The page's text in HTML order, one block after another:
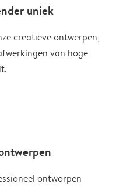
uniek
creatieve ontwerpen,
van hoge
ontworpen